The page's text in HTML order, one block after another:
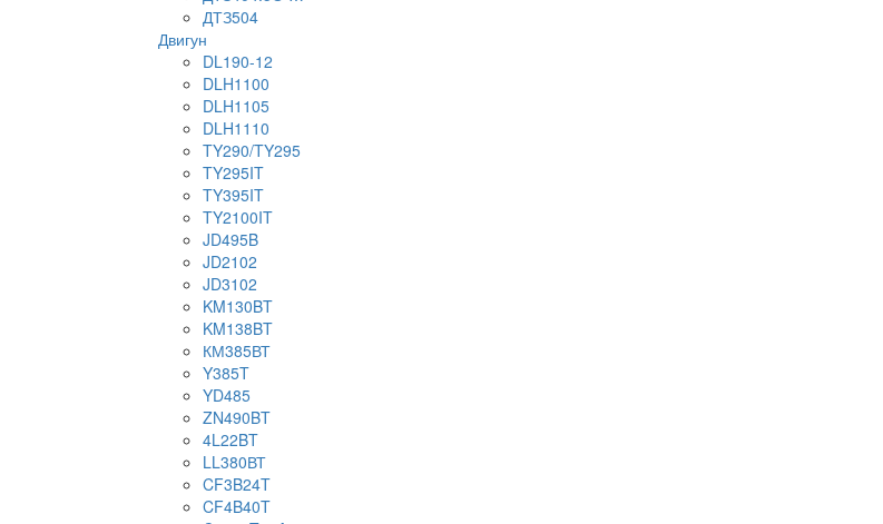
ДТЗ504
Двигун
DL190-12
DLH1100
DLH1105
DLH1110
TY290/TY295
TY295IT
TY395IT
TY2100IT
JD495B
JD2102
JD3102
KM130BT
KM138BT
КМ385ВТ
Y385T
YD485
ZN490BT
4L22BT
LL380ВТ
CF3B24T
CF4B40T